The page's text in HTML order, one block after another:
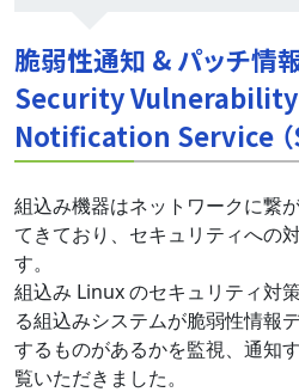
脆弱性通知 & パッチ情
Security
Notification Service （
組込み機器はネットワークに繋
てきており、セキュリティへの
す。
組込み Linux のセキュリティ対
る組込みシステムが脆弱性情報
するものがあるかを監視、通知
覧いただきました。